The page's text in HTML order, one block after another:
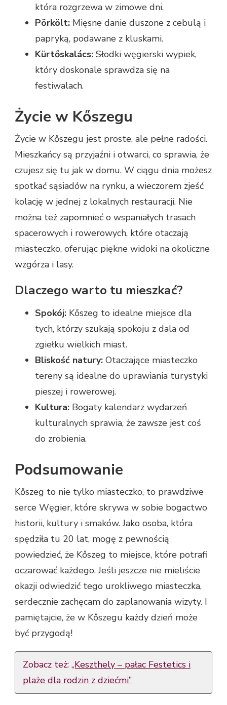
która rozgrzewa w zimowe dni.
Pörkölt: Mięsne danie duszone z cebulą i
papryką, podawane z kluskami.
Kürtőskalács: Słodki węgierski wypiek,
który doskonale sprawdza się na
festiwalach.
Życie w Kőszegu
Życie w Kőszegu jest proste, ale pełne radości.
Mieszkańcy są przyjaźni i otwarci, co sprawia, że
czujesz się tu jak w domu. W ciągu dnia możesz
spotkać sąsiadów na rynku, a wieczorem zjeść
kolację w jednej z lokalnych restauracji. Nie
można też zapomnieć o wspaniałych trasach
spacerowych i rowerowych, które otaczają
miasteczko, oferując piękne widoki na okoliczne
wzgórza i lasy.
Dlaczego warto tu mieszkać?
Spokój: Kőszeg to idealne miejsce dla
tych, którzy szukają spokoju z dala od
zgiełku wielkich miast.
Bliskość natury: Otaczające miasteczko
tereny są idealne do uprawiania turystyki
pieszej i rowerowej.
Kultura: Bogaty kalendarz wydarzeń
kulturalnych sprawia, że zawsze jest coś
do zrobienia.
Podsumowanie
Kőszeg to nie tylko miasteczko, to prawdziwe
serce Węgier, które skrywa w sobie bogactwo
historii, kultury i smaków. Jako osoba, która
spędziła tu 20 lat, mogę z pewnością
powiedzieć, że Kőszeg to miejsce, które potrafi
oczarować każdego. Jeśli jeszcze nie mieliście
okazji odwiedzić tego urokliwego miasteczka,
serdecznie zachęcam do zaplanowania wizyty. I
pamiętajcie, że w Kőszegu każdy dzień może
być przygodą!
Zobacz też: „Keszthely – pałac Festetics i
plaże dla rodzin z dziećmi”